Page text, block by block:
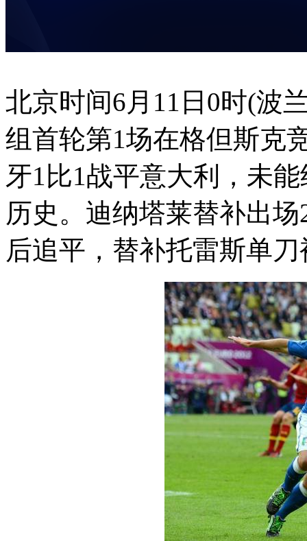
北京时间6月11日0时(波
组首轮第1场在格但斯克
牙1比1战平意大利，未
历史。迪纳塔莱替补出
后追平，替补托雷斯单